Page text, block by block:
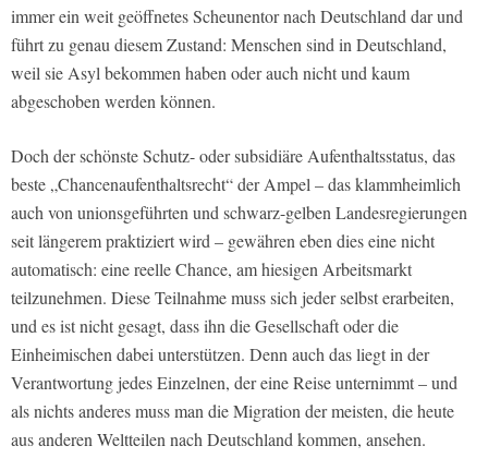
immer ein weit geöffnetes Scheunentor nach Deutschland dar und
führt zu genau diesem Zustand: Menschen sind in Deutschland,
weil sie Asyl bekommen haben oder auch nicht und kaum
abgeschoben werden können.
Doch der schönste Schutz- oder subsidiäre Aufenthaltsstatus, das
beste „Chancenaufenthaltsrecht“ der Ampel – das klammheimlich
auch von unionsgeführten und schwarz-gelben Landesregierungen
seit längerem praktiziert wird – gewähren eben dies eine nicht
automatisch: eine reelle Chance, am hiesigen Arbeitsmarkt
teilzunehmen. Diese Teilnahme muss sich jeder selbst erarbeiten,
und es ist nicht gesagt, dass ihn die Gesellschaft oder die
Einheimischen dabei unterstützen. Denn auch das liegt in der
Verantwortung jedes Einzelnen, der eine Reise unternimmt – und
als nichts anderes muss man die Migration der meisten, die heute
aus anderen Weltteilen nach Deutschland kommen, ansehen.